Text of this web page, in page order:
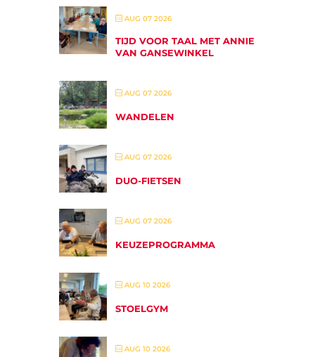
AUG 07 2026
TIJD VOOR TAAL MET ANNIE
VAN GANSEWINKEL
AUG 07 2026
WANDELEN
AUG 07 2026
DUO-FIETSEN
AUG 07 2026
KEUZEPROGRAMMA
AUG 10 2026
STOELGYM
AUG 10 2026